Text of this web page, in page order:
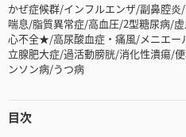
かぜ症候群/インフルエンザ/副鼻腔
喘息/脂質異常症/高血圧/2型糖尿病/
心不全★/高尿酸血症・痛風/メニエー
立腺肥大症/過活動膀胱/消化性潰瘍/
ンソン病/うつ病
目次